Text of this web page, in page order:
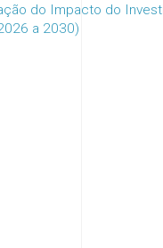
do Impacto do
a 2030)